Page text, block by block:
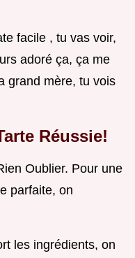
facile , tu vas voir,
adoré ça, ça me
grand mère, tu vois
Réussie!
Oublier. Pour une
parfaite, on
les ingrédients, on